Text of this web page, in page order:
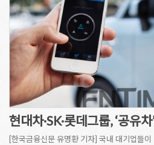
현대차·SK·롯데그룹, ‘공유
[한국금융신문 유명환 기자] 국내 대기업들